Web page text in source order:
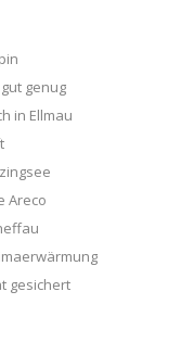
genug
in Ellmau
Areco
gesichert